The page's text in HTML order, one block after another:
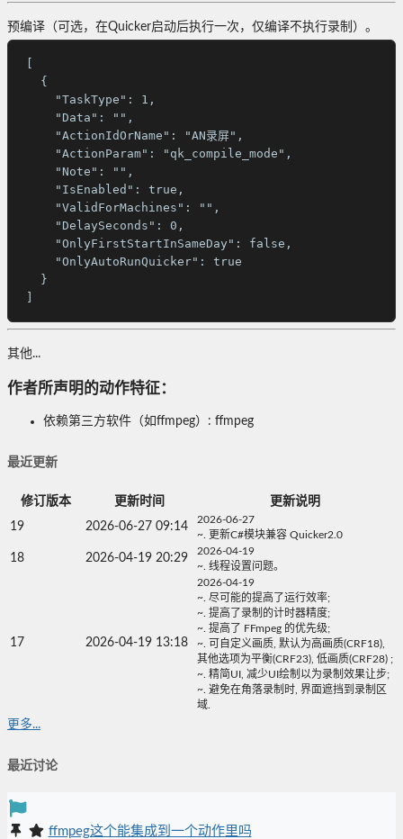
预编译（可选，在Quicker启动后执行一次，仅编译不执行录制）。
[
  {
    "TaskType": 1,
    "Data": "",
    "ActionIdOrName": "AN录屏",
    "ActionParam": "qk_compile_mode",
    "Note": "",
    "IsEnabled": true,
    "ValidForMachines": "",
    "DelaySeconds": 0,
    "OnlyFirstStartInSameDay": false,
    "OnlyAutoRunQuicker": true
  }
]
其他...
作者所声明的动作特征：
依赖第三方软件（如ffmpeg）: ffmpeg
最近更新
修订版本 更新时间
更新说明
19
2026-06-27 09:14
2026-06-27
~. 更新C#模块兼容 Quicker2.0
18 2026-04-19 20:29
2026-04-19
~. 线程设置问题。
17 2026-04-19 13:18
2026-04-19
~. 尽可能的提高了运行效率;
~. 提高了录制的计时器精度;
~. 提高了 FFmpeg 的优先级;
~. 可自定义画质, 默认为高画质(CRF18),
其他选项为平衡(CRF23), 低画质(CRF28) ;
~. 精简UI, 减少UI绘制以为录制效果让步;
~. 避免在角落录制时, 界面遮挡到录制区
域.
更多...
最近讨论
ffmpeg这个能集成到一个动作里吗